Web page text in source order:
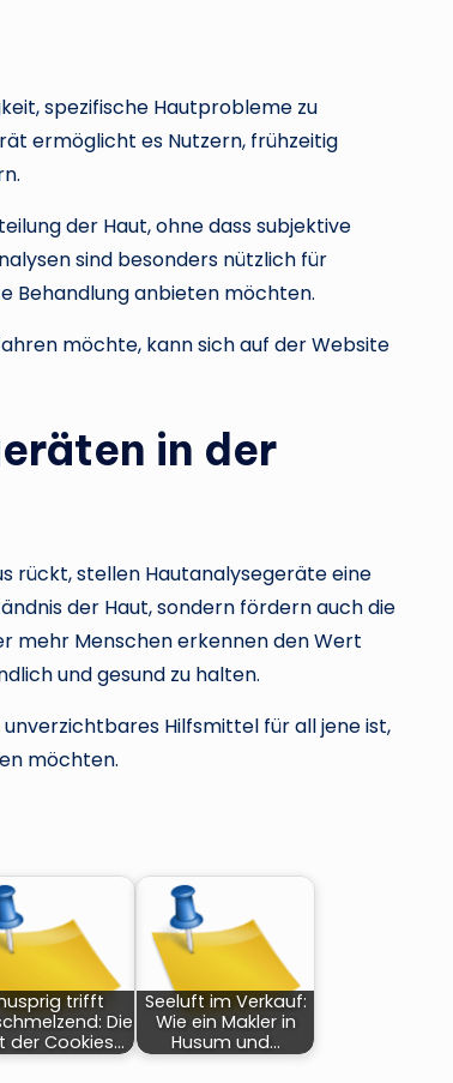
spezifische Hautprobleme zu
ermöglicht es Nutzern, frühzeitig
der Haut, ohne dass subjektive
sind besonders nützlich für
Behandlung anbieten möchten.
möchte, kann sich auf der Website
in der
rückt, stellen Hautanalysegeräte eine
der Haut, sondern fördern auch die
mehr Menschen erkennen den Wert
und gesund zu halten.
Hilfsmittel für all jene ist,
möchten.
trifft
Die
der Cookies…
Seeluft im Verkauf:
Wie ein Makler in
Husum und…